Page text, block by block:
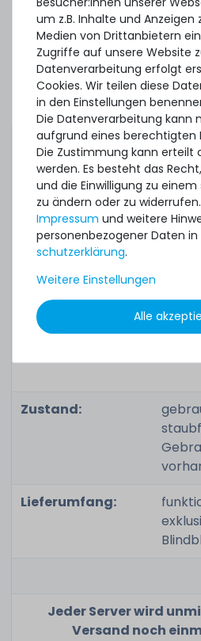
3x
1x
2x
intern
Abmessungen:
19"
Tiefe
Management:
Sonstige
Ausstattung:
-
Zustand:
Lieferumfang:
Jeder Server wird
Versand noch
um z.B. Inhalte und Anzeigen
Medien von Drittanbietern
Zugriffe auf unsere Website
Datenverarbeitung erfolgt
Cookies. Wir teilen diese
in den Einstellungen
Die Datenverarbeitung kann
aufgrund eines berechtigten
Die Zustimmung kann erteilt
werden. Es besteht das
und die Einwilligung zu
zu ändern oder zu
Impressum und weitere
personenbezogener Daten in
schutz­erklärung.
Weitere Einstellungen
Alle